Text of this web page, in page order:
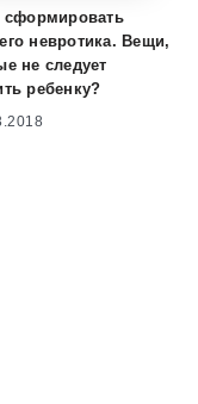
сформировать
невротика. Вещи,
не следует
ребенку?